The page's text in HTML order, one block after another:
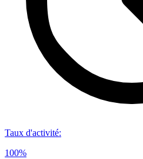
Taux d'activité:
100%